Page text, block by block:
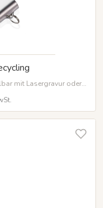
mit Lasergravur oder